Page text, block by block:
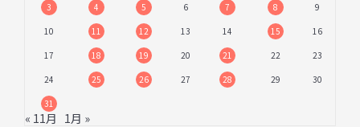
3
4 5 6 7 8
9
10
11 12 13 14 15
16
17
18 19 20 21 22
23
24
25 26 27 28 29
30
31
« 11月 1月 »